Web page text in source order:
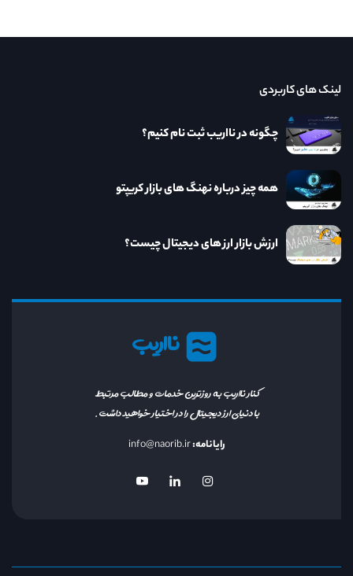
نااریب
کنار نااریب به روزترین خدمات و مطالب مرتبط
با دنیای ارز دیجیتال را در اختیار خواهید داشت.
رایانامه:info@naorib.ir
لینک های کاربردی
چگونه در نااریب ثبت نام کنیم؟
همه چیز درباره نهنگ های بازار کریپتو
ارزش بازار ارز های دیجیتال چیست؟